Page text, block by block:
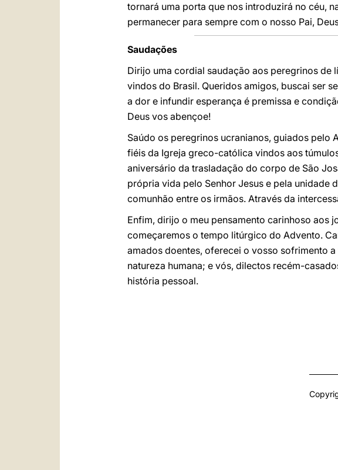
tornará uma porta que nos introduzirá no céu,
permanecer para sempre com o nosso Pai,
Saudações
Dirijo uma cordial saudação aos peregrinos de
vindos do Brasil. Queridos amigos, buscai ser
a dor e infundir esperança é premissa e
Deus vos abençoe!
Saúdo os peregrinos ucranianos, guiados pelo
fiéis da Igreja greco-católica vindos aos
aniversário da trasladação do corpo de São
própria vida pelo Senhor Jesus e pela unidade
comunhão entre os irmãos. Através da
Enfim, dirijo o meu pensamento carinhoso aos
começaremos o tempo litúrgico do Advento.
amados doentes, oferecei o vosso sofrimento
natureza humana; e vós, dilectos recém-
história pessoal.